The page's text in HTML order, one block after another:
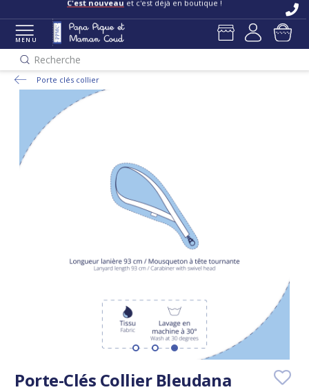
C'est nouveau et c'est déjà en boutique !
MENU
Recherche
Porte clés collier
Porte-Clés Collier Bleudana